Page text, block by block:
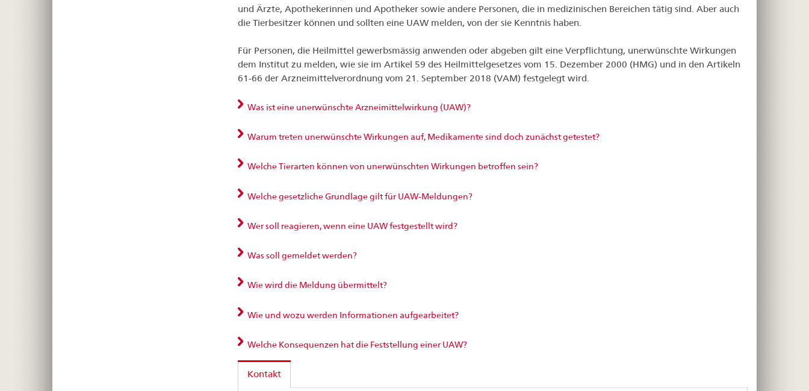
und Ärzte, Apothekerinnen und Apotheker sowie andere Personen, die in medizinischen Bereichen tätig sind. Aber auch
die Tierbesitzer können und sollten eine UAW melden, von der sie Kenntnis haben.
Für Personen, die Heilmittel gewerbsmässig anwenden oder abgeben gilt eine Verpflichtung, unerwünschte Wirkungen
dem Institut zu melden, wie sie im Artikel 59 des Heilmittelgesetzes vom 15. Dezember 2000 (HMG) und in den Artikeln
61-66 der Arzneimittelverordnung vom 21. September 2018 (VAM) festgelegt wird.
Was ist eine unerwünschte Arzneimittelwirkung (UAW)?
Warum treten unerwünschte Wirkungen auf, Medikamente sind doch zunächst getestet?
Welche Tierarten können von unerwünschten Wirkungen betroffen sein?
Welche gesetzliche Grundlage gilt für UAW-Meldungen?
Wer soll reagieren, wenn eine UAW festgestellt wird?
Was soll gemeldet werden?
Wie wird die Meldung übermittelt?
Wie und wozu werden Informationen aufgearbeitet?
Welche Konsequenzen hat die Feststellung einer UAW?
Kontakt